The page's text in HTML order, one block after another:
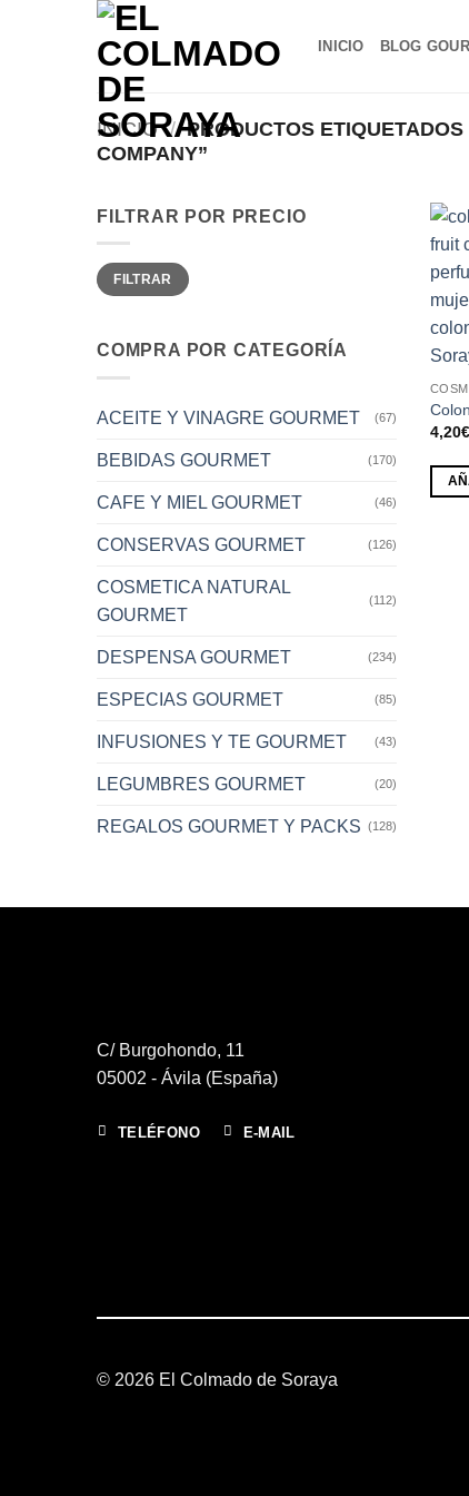
INICIO BLOG
INICIO / PRODUCTOS
COMPANY”
FILTRAR POR PRECIO
Precio
mínimo
Precio
máximo
FILTRAR
COMPRA POR CATEGORÍA
ACEITE Y VINAGRE GOURMET (67)
BEBIDAS GOURMET (170)
CAFE Y MIEL GOURMET (46)
CONSERVAS GOURMET (126)
COSMETICA NATURAL
GOURMET
(112)
DESPENSA GOURMET (234)
ESPECIAS GOURMET (85)
INFUSIONES Y TE GOURMET (43)
LEGUMBRES GOURMET (20)
REGALOS GOURMET Y PACKS (128)
4,20€
C/ Burgohondo, 11
05002 - Ávila (España)
TELÉFONO E-MAIL
© 2026 El Colmado de Soraya